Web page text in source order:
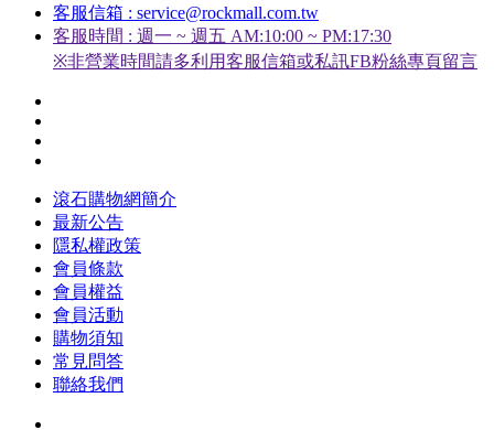
客服信箱 : service@rockmall.com.tw
客服時間 : 週一 ~ 週五 AM:10:00 ~ PM:17:30
※非營業時間請多利用客服信箱或私訊FB粉絲專頁留言
滾石購物網簡介
最新公告
隱私權政策
會員條款
會員權益
會員活動
購物須知
常見問答
聯絡我們